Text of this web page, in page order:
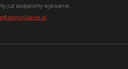
już podjęliśmy wyzwanie.